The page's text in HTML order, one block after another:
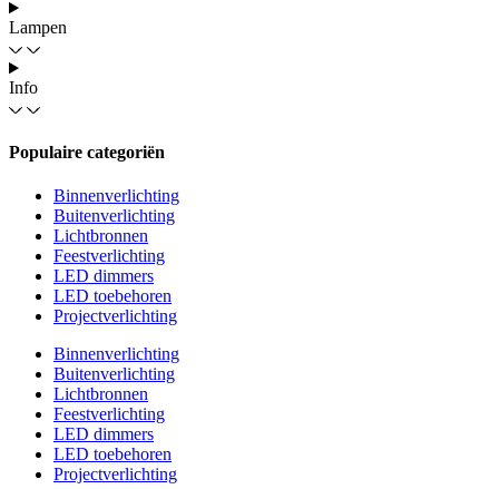
Lampen
Info
Populaire categoriën
Binnenverlichting
Buitenverlichting
Lichtbronnen
Feestverlichting
LED dimmers
LED toebehoren
Projectverlichting
Binnenverlichting
Buitenverlichting
Lichtbronnen
Feestverlichting
LED dimmers
LED toebehoren
Projectverlichting